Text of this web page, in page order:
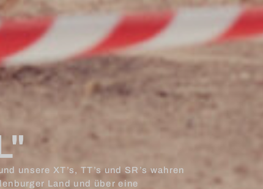
unsere XT’s, TT’s und SR’s wahren
Land und über eine